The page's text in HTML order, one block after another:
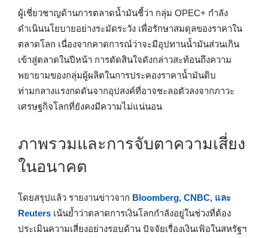
ผู้เชี่ยวชาญด้านการตลาดน้ำมันชี้ว่า กลุ่ม OPEC+ กำลัง
ดำเนินนโยบายอย่างระมัดระวัง เพื่อรักษาสมดุลของราคาใน
ตลาดโลก เนื่องจากคาดการณ์ว่าจะมีอุปทานน้ำมันส่วนเกิน
เข้าสู่ตลาดในปีหน้า การตัดสินใจดังกล่าวสะท้อนถึงความ
พยายามของกลุ่มผู้ผลิตในการประคองราคาน้ำมันดิบ
ท่ามกลางแรงกดดันจากอุปสงค์ที่อาจชะลอตัวลงจากภาวะ
เศรษฐกิจโลกที่ยังคงมีความไม่แน่นอน
ภาพรวมและการจับตาความเสี่ยง
ในอนาคต
โดยสรุปแล้ว รายงานข่าวจาก Bloomberg, CNBC, และ
Reuters เน้นย้ำว่าตลาดการเงินโลกกำลังอยู่ในช่วงที่ต้อง
ประเมินความเสี่ยงอย่างรอบด้าน ปัจจัยเรื่องเงินเฟ้อในสหรัฐฯ